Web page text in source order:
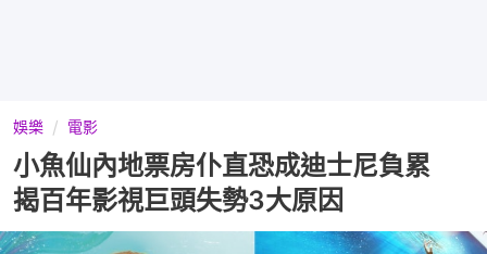
娛樂 電影
小魚仙內地票房仆直恐成迪士尼負累
揭百年影視巨頭失勢3大原因